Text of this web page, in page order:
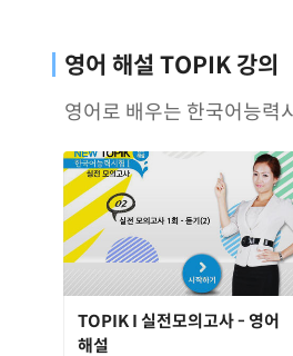
영어 해설 TOPIK 강의
영어로 배우는 한국어능력
TOPIK I 실전모의고사 - 영어
해설